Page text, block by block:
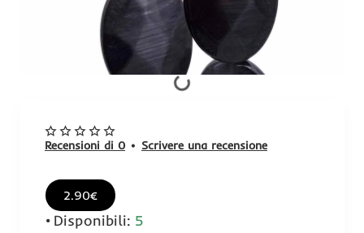
Recensioni di 0 • Scrivere una recensione
2.90€
Disponibili: 5